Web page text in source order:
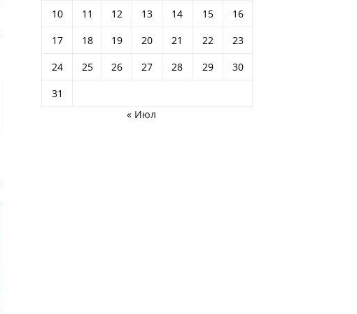
10
11 12 13 14 15
16
17
18 19 20 21 22
23
24
25 26 27 28 29
30
31
« Июл